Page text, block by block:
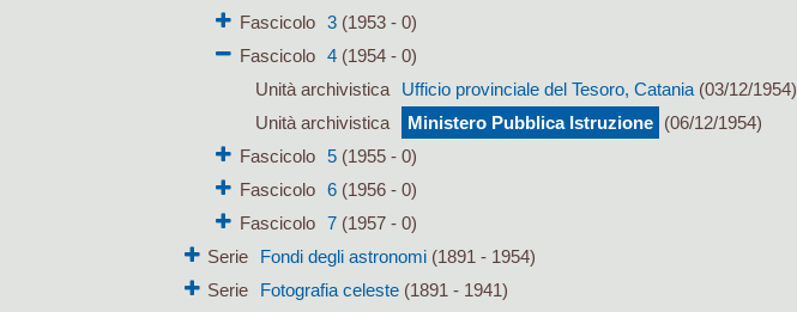
Fascicolo
3(1953 - 0)
Fascicolo
4(1954 - 0)
Unità archivistica
Ufficio provinciale del Tesoro, Catania(03/12/1954)
Unità archivistica
Ministero Pubblica Istruzione (06/12/1954)
Fascicolo
5(1955 - 0)
Fascicolo
6(1956 - 0)
Fascicolo
7(1957 - 0)
Serie
Fondi degli astronomi(1891 - 1954)
Serie
Fotografia celeste(1891 - 1941)